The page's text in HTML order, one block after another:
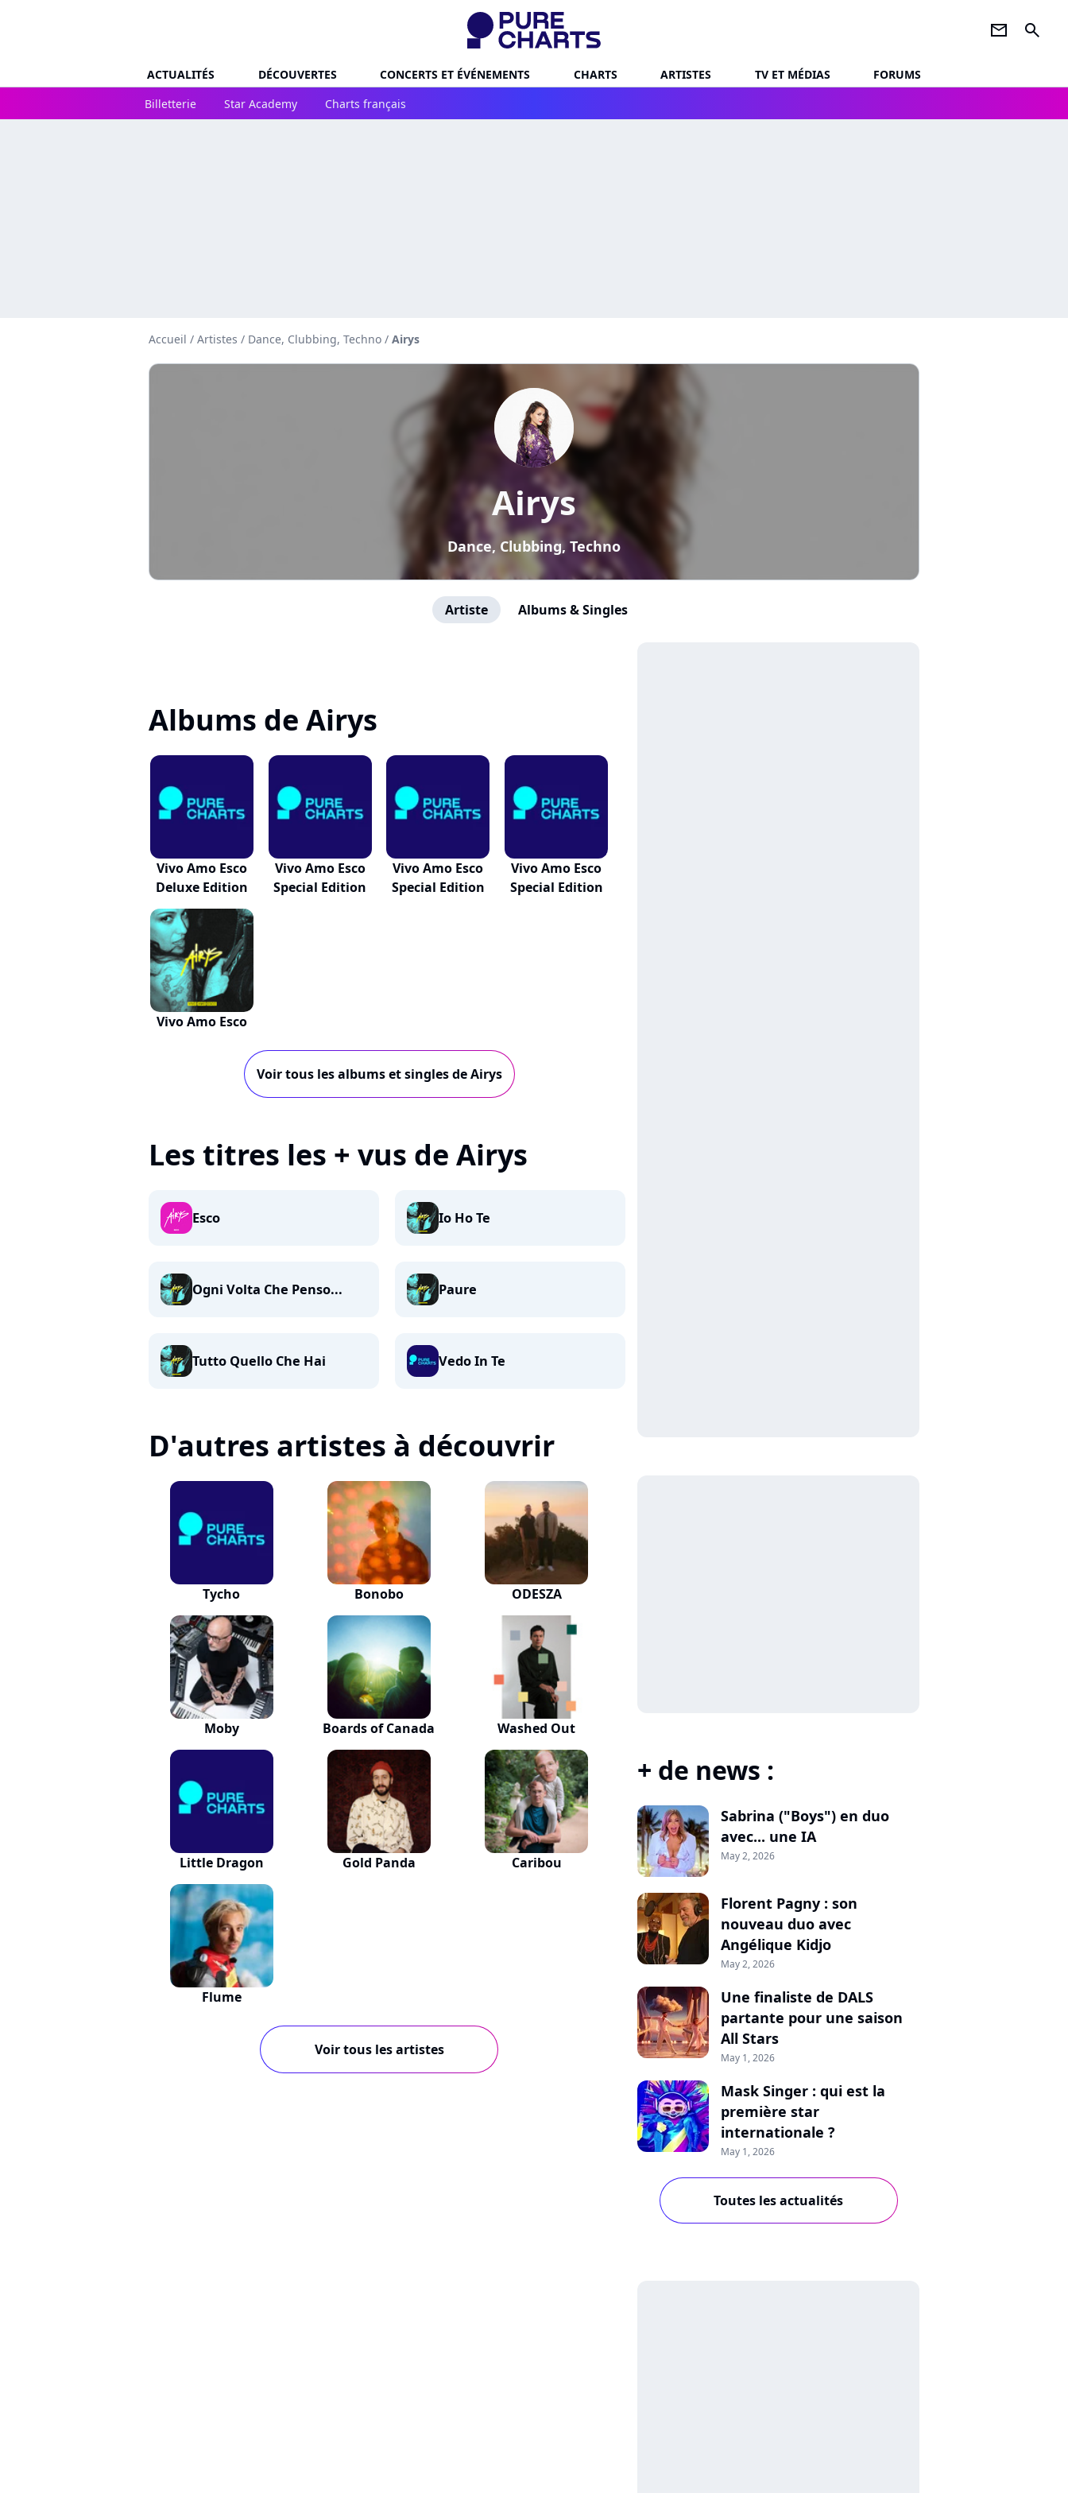
newsletter search
ACTUALITÉS DÉCOUVERTES CONCERTS ET ÉVÉNEMENTS CHARTS ARTISTES TV ET MÉDIAS
FORUMS
Billetterie
Star Academy Charts français
Accueil / Artistes / Dance, Clubbing, Techno / Airys
Airys
Dance, Clubbing, Techno
Artiste Albums & Singles
Albums de Airys
Vivo Amo Esco
Deluxe Edition
Vivo Amo Esco
Special Edition
Vivo Amo Esco
Special Edition
Vivo Amo Esco
Special Edition
Vivo Amo Esco
Voir tous les albums et singles de Airys
Les titres les + vus de Airys
Esco Io Ho Te
Ogni Volta Che Penso... Paure
Tutto Quello Che Hai Vedo In Te
D'autres artistes à découvrir
Tycho Bonobo ODESZA
Moby Boards of Canada Washed Out
Little Dragon Gold Panda Caribou
Flume
Voir tous les artistes
+ de news :
Sabrina ("Boys") en duo
avec... une IA
May 2, 2026
Florent Pagny : son
nouveau duo avec
Angélique Kidjo
May 2, 2026
Une finaliste de DALS
partante pour une saison
All Stars
May 1, 2026
Mask Singer : qui est la
première star
internationale ?
May 1, 2026
Toutes les actualités